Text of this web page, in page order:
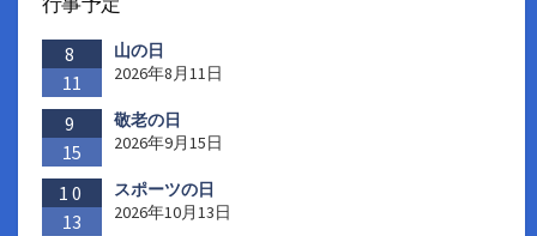
8
11
山の日
2026年8月11日
9
15
敬老の日
2026年9月15日
10
13
スポーツの日
2026年10月13日